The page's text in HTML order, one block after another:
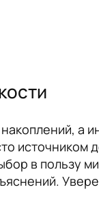
а
источником
в пользу